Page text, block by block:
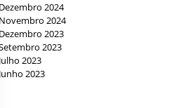
Dezembro 2024
Novembro 2024
Dezembro 2023
2023
Julho 2023
Junho 2023